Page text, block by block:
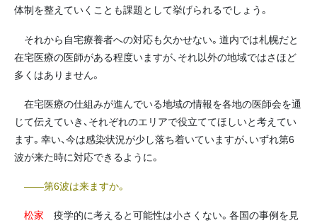
体制を整えていくことも課題として挙げられるでしょう。
それから自宅療養者への対応も欠かせない。道内では札幌だと
在宅医療の医師がある程度いますが、それ以外の地域ではさほど
多くはありません。
在宅医療の仕組みが進んでいる地域の情報を各地の医師会を通
じて伝えていき、それぞれのエリアで役立ててほしいと考えてい
ます。幸い、今は感染状況が少し落ち着いていますが、いずれ第6
波が来た時に対応できるように。
――第6波は来ますか。
松家 疫学的に考えると可能性は小さくない。各国の事例を見